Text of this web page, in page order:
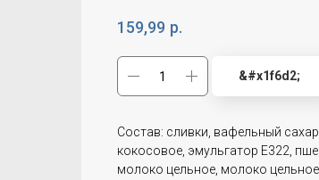
159,99 р.
&#x1f6d2;
Состав: сливки, вафельный
кокосовое, эмульгатор Е322,
молоко цельное, молоко